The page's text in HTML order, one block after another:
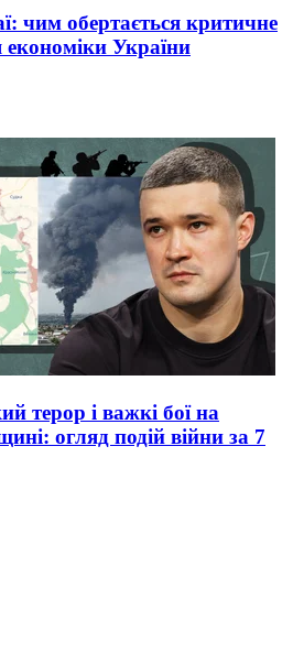
чим обертається критичне
економіки України
терор і важкі бої на
огляд подій війни за 7